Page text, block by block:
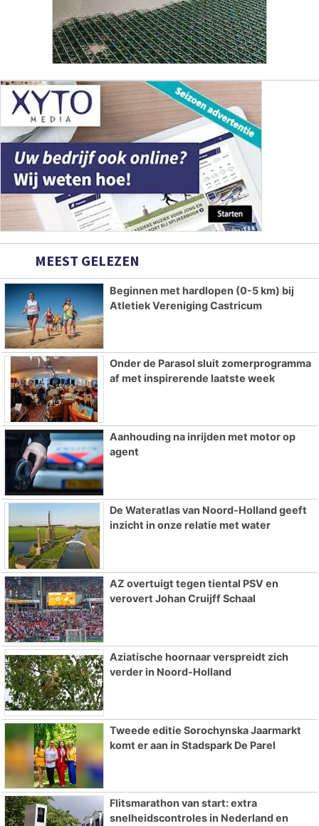
MEEST GELEZEN
Beginnen met hardlopen (0-5 km) bij
Atletiek Vereniging Castricum
Onder de Parasol sluit zomerprogramma
af met inspirerende laatste week
Aanhouding na inrijden met motor op
agent
De Wateratlas van Noord-Holland geeft
inzicht in onze relatie met water
AZ overtuigt tegen tiental PSV en
verovert Johan Cruijff Schaal
Aziatische hoornaar verspreidt zich
verder in Noord-Holland
Tweede editie Sorochynska Jaarmarkt
komt er aan in Stadspark De Parel
Flitsmarathon van start: extra
snelheidscontroles in Nederland en